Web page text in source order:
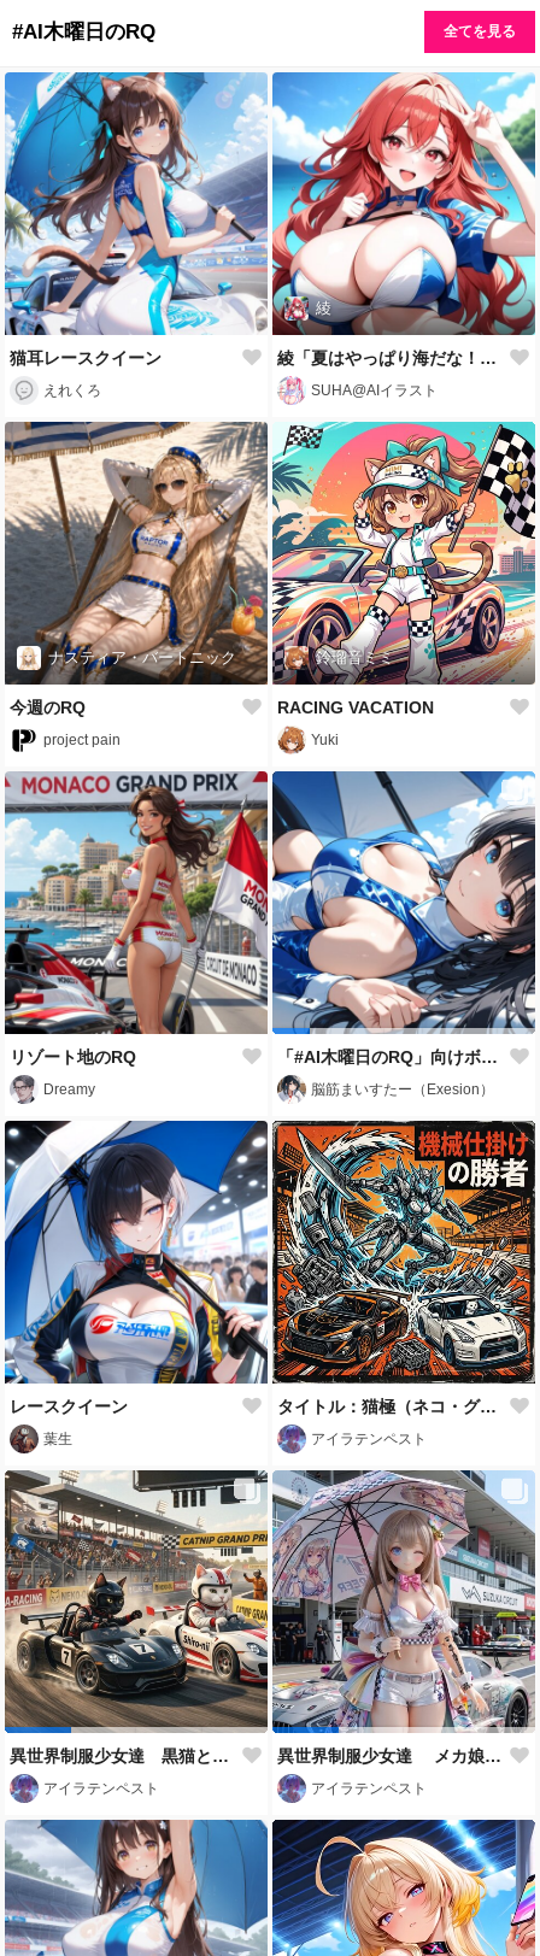
#AI木曜日のRQ 全てを見る
猫耳レースクイーン
えれくろ
綾
綾「夏はやっぱり海だな！🌊」
SUHA@AIイラスト
ナスティア・バートニック
今週のRQ
project pain
鈴瑠音ミミ
RACING VACATION
Yuki
リゾート地のRQ
Dreamy
「#AI木曜日のRQ」向けボツイラストとか
脳筋まいすたー（Exesion）
レースクイーン
葉生
タイトル：猫極（ネコ・グランプリ）〜激闘のマグロ・カツオ・メカクイーン〜‼️ アクリルミュージック
アイラテンペスト
異世界制服少女達 黒猫と白猫兄さん‼️ アクリルドールフィギュア
アイラテンペスト
異世界制服少女達 メカ娘 レースクィーン‼️
アイラテンペスト